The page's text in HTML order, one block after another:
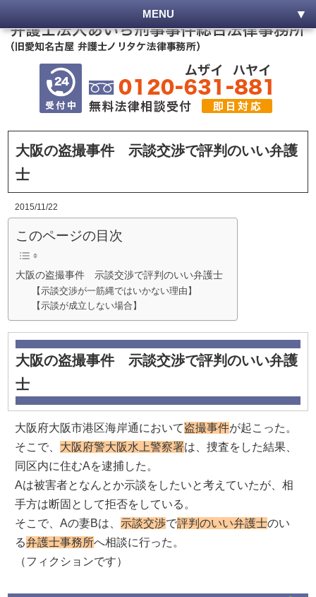
MENU
大阪の盗撮事件 示談交渉で評判のいい弁護
士
2015/11/22
このページの目次
大阪の盗撮事件 示談交渉で評判のいい弁護士
【示談交渉が一筋縄ではいかない理由】
【示談が成立しない場合】
大阪の盗撮事件 示談交渉で評判のいい弁護
士
大阪府大阪市港区海岸通において盗撮事件が起こった。
そこで、 大阪府警大阪水上警察署は、捜査をした結果、
同区内に住むAを逮捕した。
Aは被害者となんとか示談をしたいと考えていたが、相
手方は断固として拒否をしている。
そこで、Aの妻Bは、 示談交渉で評判のいい弁護士のい
る弁護士事務所へ相談に行った。
（フィクションです）